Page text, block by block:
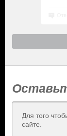
Для того
сайте.